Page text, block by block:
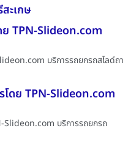
ะเกษ
ย TPN-Slideon.com
บริการรถยกรถสไลด์ถา
โดย TPN-Slideon.com
Slideon.com บริการรถยกรถ